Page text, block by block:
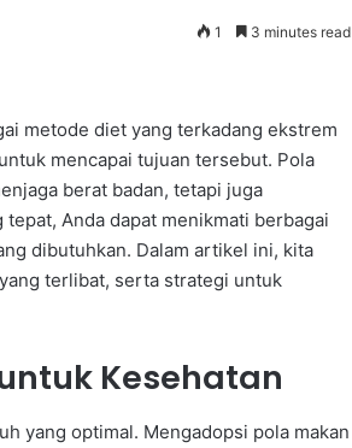
1 3 minutes read
metode diet yang terkadang ekstrem
mencapai tujuan tersebut. Pola
berat badan, tetapi juga
Anda dapat menikmati berbagai
dibutuhkan. Dalam artikel ini, kita
terlibat, serta strategi untuk
Kesehatan
yang optimal. Mengadopsi pola makan